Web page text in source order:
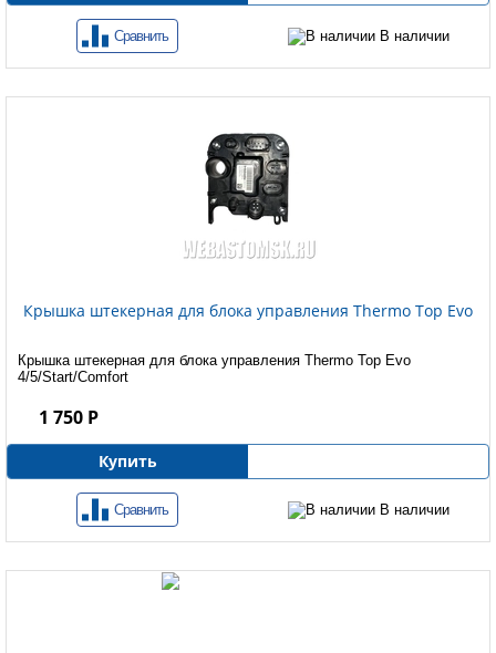
Сравнить В наличии
Крышка штекерная для блока управления Thermo Top Evo
Крышка штекерная для блока управления Thermo Top Evo
4/5/Start/Comfort
1 750 Р
Купить
Сравнить В наличии